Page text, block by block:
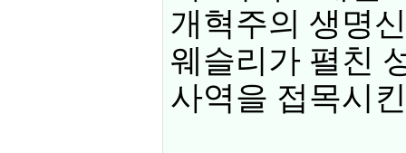
개혁주의 생명
웨슬리가 펼친
사역을 접목시